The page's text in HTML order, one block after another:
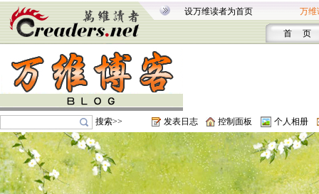
设万维读者为首页 万维
首 页
搜索>> 发表日志 控制面板 个人相册